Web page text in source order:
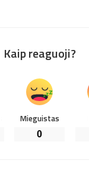
Kaip reaguoji?
Mieguistas
0